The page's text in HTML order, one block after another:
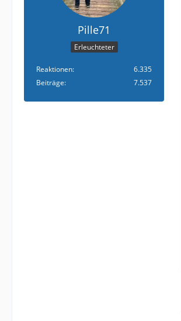
Pille71
Erleuchteter
Reaktionen
6.335
Beiträge
7.537